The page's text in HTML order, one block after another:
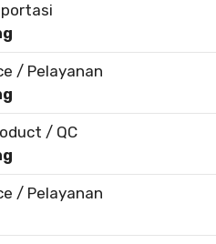
/ Pelayanan
/ QC
/ Pelayanan